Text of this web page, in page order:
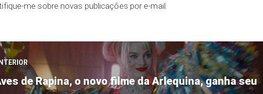
me sobre novas publicações por e-mail.
de Rapina, o novo filme da Arlequina, ganha seu